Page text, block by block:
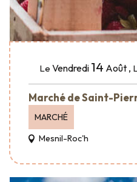
Le Vendredi 14 Août,
Marché de Saint-
MARCHÉ
Mesnil-Roc'h